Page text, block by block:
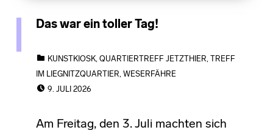
Das war ein toller Tag!
KUNSTKIOSK, QUARTIERTREFF JETZTHIER
TREFF
IM LIEGNITZQUARTIER WESERFÄHRE
9. JULI 2026
Am Freitag, den 3. Juli machten sich